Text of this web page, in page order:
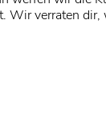
verraten